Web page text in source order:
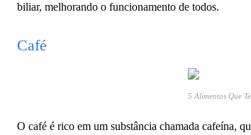
biliar, melhorando o funcionamento de todos.
Café
5 Alimentos Que
O café é rico em um substância chamada cafeína,